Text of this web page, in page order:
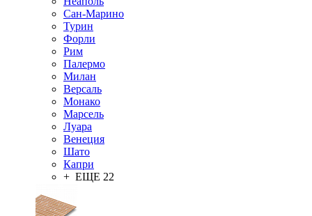
Сан-Марино
Турин
Форли
Рим
Палермо
Милан
Версаль
Монако
Марсель
Луара
Венеция
Шато
Капри
+ ЕЩЕ 22